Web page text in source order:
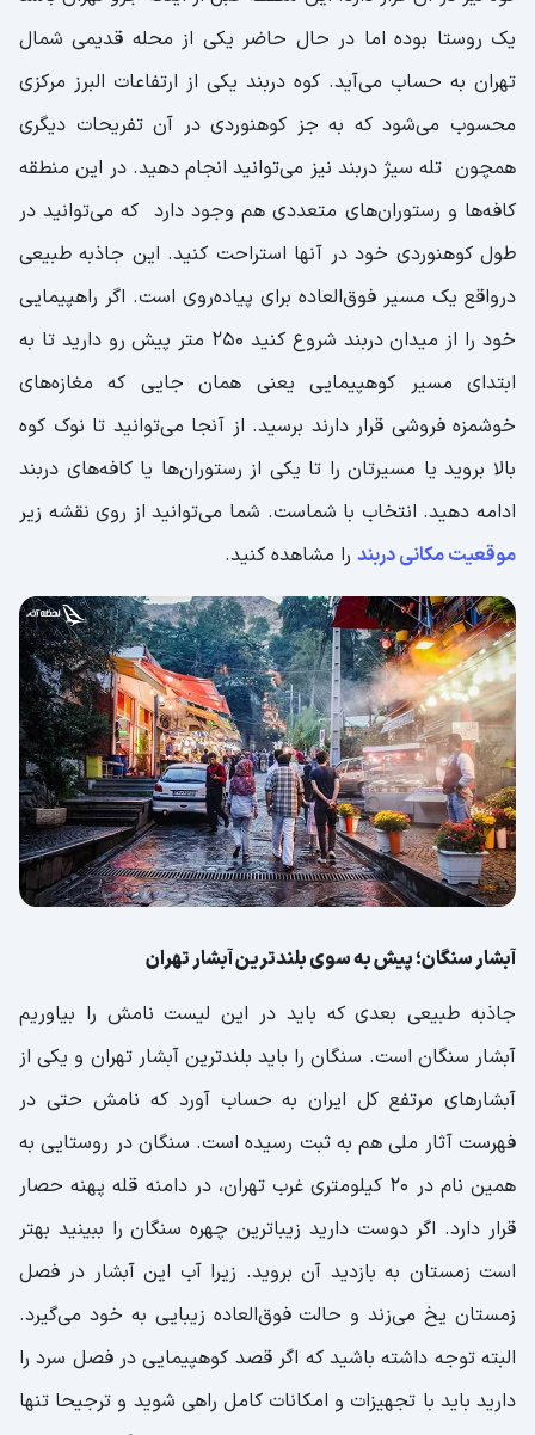
یک روستا بوده اما در حال حاضر یکی از محله قدیمی شمال
تهران به حساب می‌آید. کوه دربند یکی از ارتفاعات البرز مرکزی
محسوب می‌شود که به جز کوهنوردی در آن تفریحات دیگری
همچون تله سیژ دربند نیز می‌توانید انجام دهید. در این منطقه
کافه‌ها و رستوران‌های متعددی هم وجود دارد که می‌توانید در
طول کوهنوردی خود در آنها استراحت کنید. این جاذبه طبیعی
درواقع یک مسیر فوق‌العاده برای پیاده‌روی است. اگر راهپیمایی
خود را از میدان دربند شروع کنید 250 متر پیش رو دارید تا به
ابتدای مسیر کوهپیمایی یعنی همان جایی که مغازه‌های
خوشمزه فروشی قرار دارند برسید. از آنجا می‌توانید تا نوک کوه
بالا بروید یا مسیرتان را تا یکی از رستوران‌ها یا کافه‌های دربند
ادامه دهید. انتخاب با شماست. شما می‌توانید از روی نقشه زیر
موقعیت مکانی دربند را مشاهده کنید.
آبشار سنگان؛ پیش به سوی بلندترین آبشار تهران
جاذبه طبیعی بعدی که باید در این لیست نامش را بیاوریم
آبشار سنگان است. سنگان را باید بلندترین آبشار تهران و یکی از
آبشارهای مرتفع کل ایران به حساب آورد که نامش حتی در
فهرست آثار ملی هم به ثبت رسیده است. سنگان در روستایی به
همین نام در 20 کیلومتری غرب تهران، در دامنه قله پهنه حصار
قرار دارد. اگر دوست دارید زیباترین چهره سنگان را ببینید بهتر
است زمستان به بازدید آن بروید. زیرا آب این آبشار در فصل
زمستان یخ می‌زند و حالت فوق‌العاده زیبایی به خود می‌گیرد.
البته توجه داشته باشید که اگر قصد کوهپیمایی در فصل سرد را
دارید باید با تجهیزات و امکانات کامل راهی شوید و ترجیحا تنها